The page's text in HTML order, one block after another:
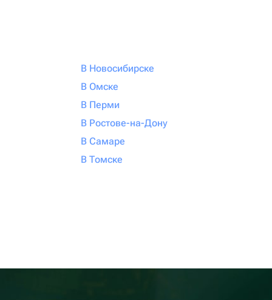
В Новосибирске
В Омске
В Перми
В Ростове-на-Дону
В Самаре
В Томске